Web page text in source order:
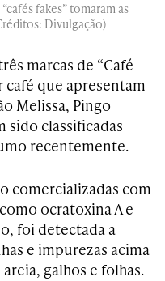
fakes” tomaram as
Divulgação)
marcas de “Café
café que apresentam
Melissa, Pingo
sido classificadas
recentemente.
comercializadas com
ocratoxina A e
foi detectada a
e impurezas acima
galhos e folhas.